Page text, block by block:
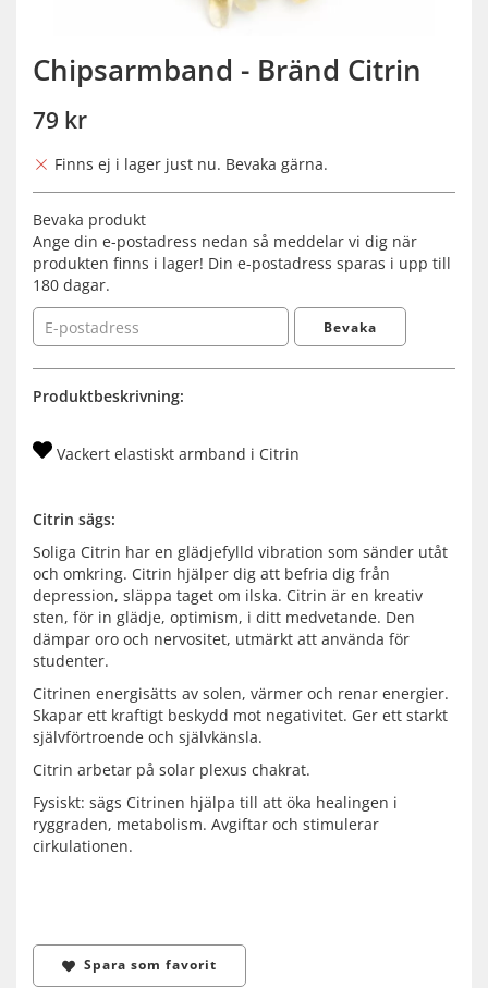
Chipsarmband - Bränd Citrin
79 kr
Finns ej i lager just nu. Bevaka gärna.
Bevaka produkt
Ange din e-postadress nedan så meddelar vi dig när
produkten finns i lager! Din e-postadress sparas i upp till
180 dagar.
Bevaka
Produktbeskrivning:
Vackert elastiskt armband i Citrin
Citrin sägs:
Soliga Citrin har en glädjefylld vibration som sänder utåt
och omkring. Citrin hjälper dig att befria dig från
depression, släppa taget om ilska. Citrin är en kreativ
sten, för in glädje, optimism, i ditt medvetande. Den
dämpar oro och nervositet, utmärkt att använda för
studenter.
Citrinen energisätts av solen, värmer och renar energier.
Skapar ett kraftigt beskydd mot negativitet. Ger ett starkt
självförtroende och självkänsla.
Citrin arbetar på solar plexus chakrat.
Fysiskt: sägs Citrinen hjälpa till att öka healingen i
ryggraden, metabolism. Avgiftar och stimulerar
cirkulationen.
Spara som favorit